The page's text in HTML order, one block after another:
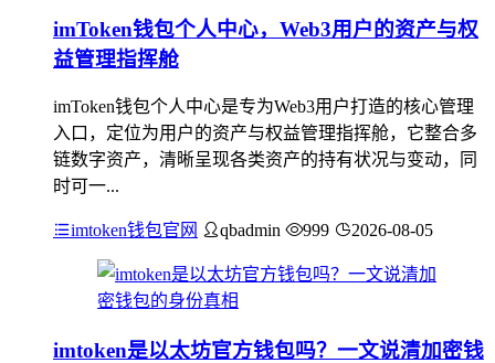
imToken钱包个人中心，Web3用户的资产与权
益管理指挥舱
imToken钱包个人中心是专为Web3用户打造的核心管理
入口，定位为用户的资产与权益管理指挥舱，它整合多
链数字资产，清晰呈现各类资产的持有状况与变动，同
时可一...
imtoken钱包官网 qbadmin 999 2026-08-05
imtoken是以太坊官方钱包吗？一文说清加密钱